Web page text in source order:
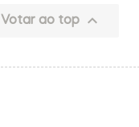
Votar ao top 